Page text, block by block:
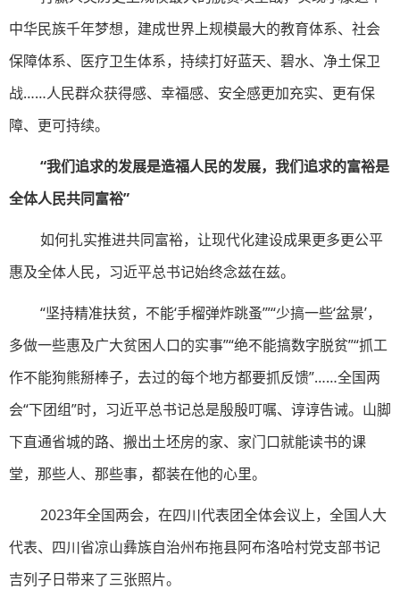
中华民族千年梦想，建成世界上规模最大的教育体系、社会
保障体系、医疗卫生体系，持续打好蓝天、碧水、净土保卫
战……人民群众获得感、幸福感、安全感更加充实、更有保
障、更可持续。
“我们追求的发展是造福人民的发展，我们追求的富裕是
全体人民共同富裕”
如何扎实推进共同富裕，让现代化建设成果更多更公平
惠及全体人民，习近平总书记始终念兹在兹。
“坚持精准扶贫，不能‘手榴弹炸跳蚤’”“少搞一些‘盆景’，
多做一些惠及广大贫困人口的实事”“绝不能搞数字脱贫”“抓工
作不能狗熊掰棒子，去过的每个地方都要抓反馈”……全国两
会“下团组”时，习近平总书记总是殷殷叮嘱、谆谆告诫。山脚
下直通省城的路、搬出土坯房的家、家门口就能读书的课
堂，那些人、那些事，都装在他的心里。
2023年全国两会，在四川代表团全体会议上，全国人大
代表、四川省凉山彝族自治州布拖县阿布洛哈村党支部书记
吉列子日带来了三张照片。